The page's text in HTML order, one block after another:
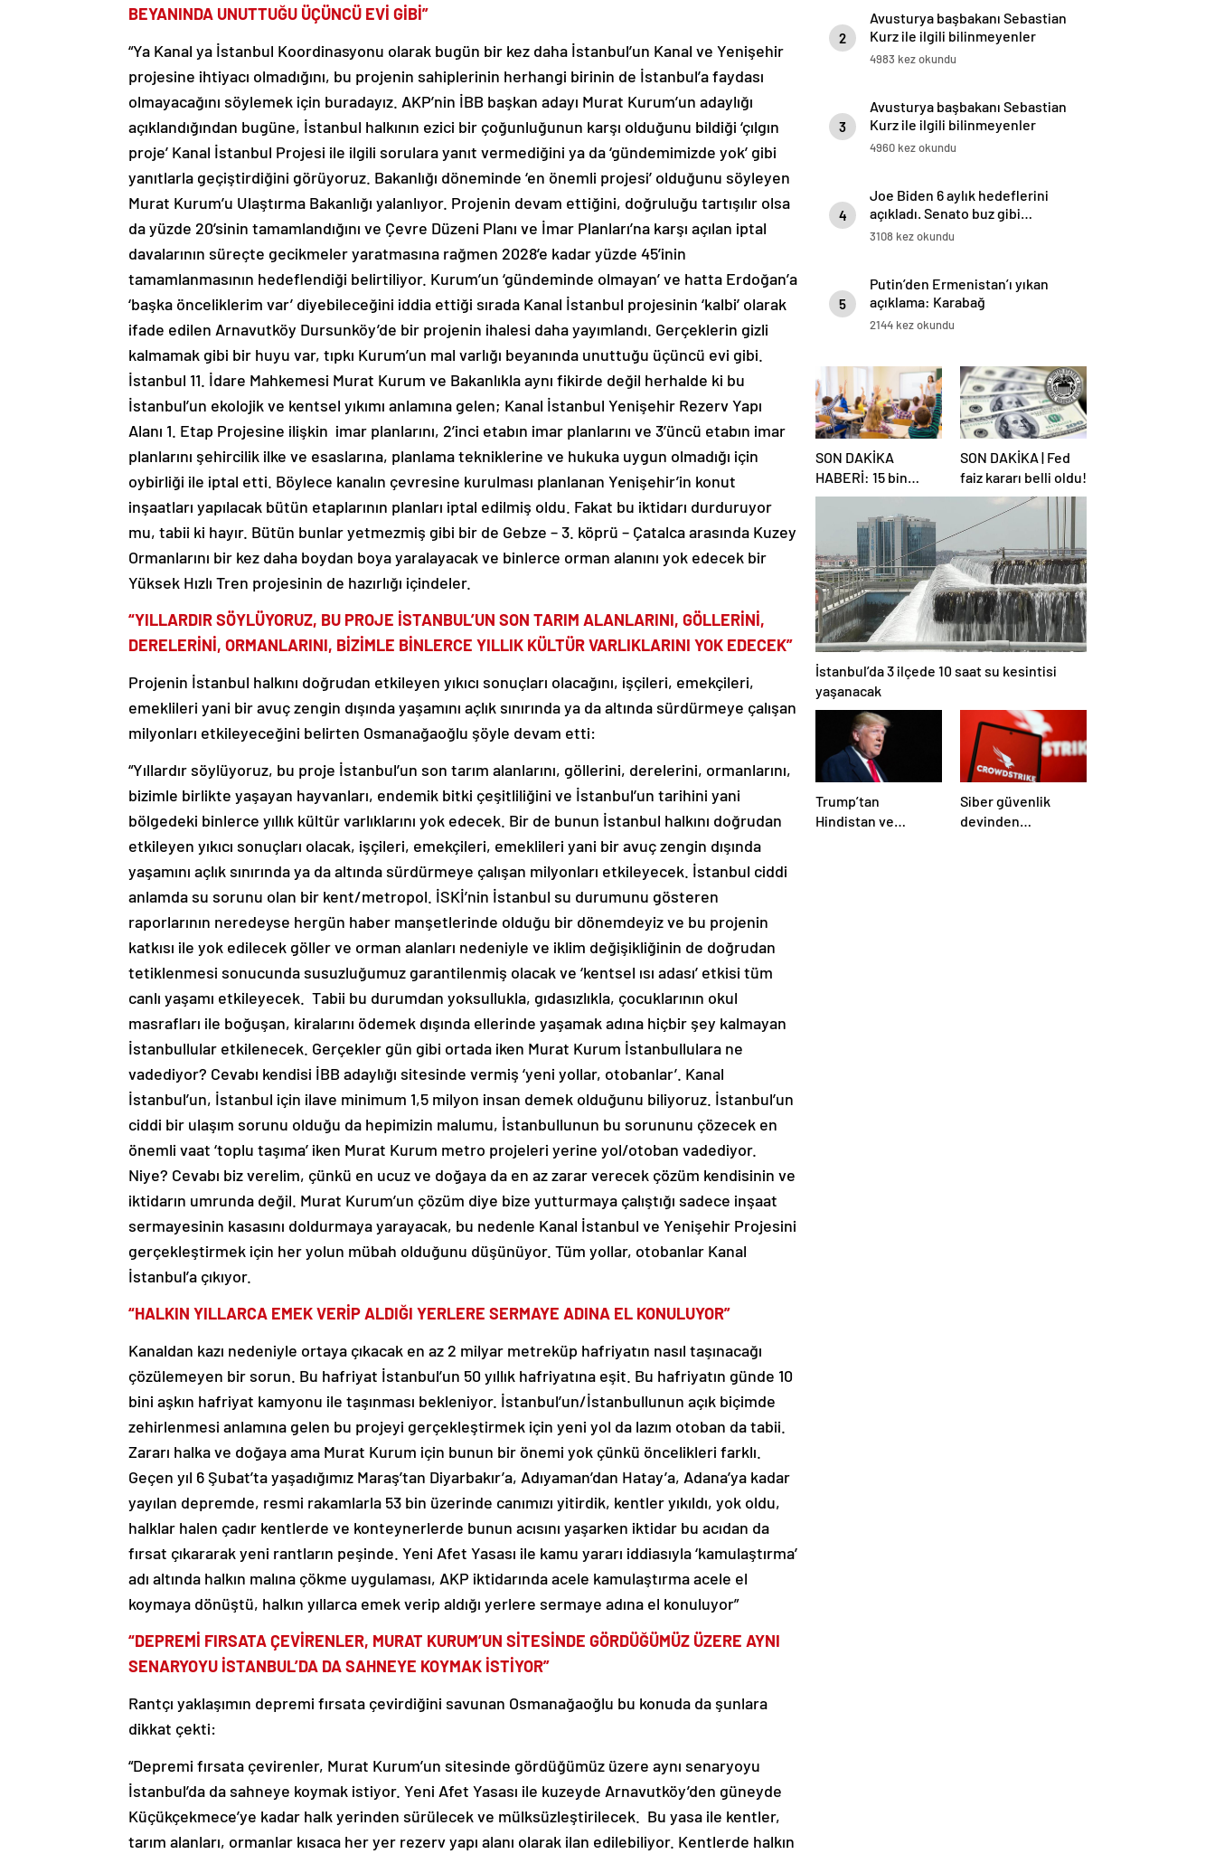
BEYANINDA UNUTTUĞU ÜÇÜNCÜ EVİ GİBİ”
“Ya Kanal ya İstanbul Koordinasyonu olarak bugün bir kez daha İstanbul’un Kanal ve Yenişehir
projesine ihtiyacı olmadığını, bu projenin sahiplerinin herhangi birinin de İstanbul’a faydası
olmayacağını söylemek için buradayız. AKP’nin İBB başkan adayı Murat Kurum’un adaylığı
açıklandığından bugüne, İstanbul halkının ezici bir çoğunluğunun karşı olduğunu bildiği ‘çılgın
proje’ Kanal İstanbul Projesi ile ilgili sorulara yanıt vermediğini ya da ‘gündemimizde yok’ gibi
yanıtlarla geçiştirdiğini görüyoruz. Bakanlığı döneminde ‘en önemli projesi’ olduğunu söyleyen
Murat Kurum’u Ulaştırma Bakanlığı yalanlıyor. Projenin devam ettiğini, doğruluğu tartışılır olsa
da yüzde 20’sinin tamamlandığını ve Çevre Düzeni Planı ve İmar Planları’na karşı açılan iptal
davalarının süreçte gecikmeler yaratmasına rağmen 2028’e kadar yüzde 45’inin
tamamlanmasının hedeflendiği belirtiliyor. Kurum’un ‘gündeminde olmayan’ ve hatta Erdoğan’a
‘başka önceliklerim var’ diyebileceğini iddia ettiği sırada Kanal İstanbul projesinin ‘kalbi’ olarak
ifade edilen Arnavutköy Dursunköy’de bir projenin ihalesi daha yayımlandı. Gerçeklerin gizli
kalmamak gibi bir huyu var, tıpkı Kurum’un mal varlığı beyanında unuttuğu üçüncü evi gibi.
İstanbul 11. İdare Mahkemesi Murat Kurum ve Bakanlıkla aynı fikirde değil herhalde ki bu
İstanbul’un ekolojik ve kentsel yıkımı anlamına gelen; Kanal İstanbul Yenişehir Rezerv Yapı
Alanı 1. Etap Projesine ilişkin imar planlarını, 2’inci etabın imar planlarını ve 3’üncü etabın imar
planlarını şehircilik ilke ve esaslarına, planlama tekniklerine ve hukuka uygun olmadığı için
oybirliği ile iptal etti. Böylece kanalın çevresine kurulması planlanan Yenişehir’in konut
inşaatları yapılacak bütün etaplarının planları iptal edilmiş oldu. Fakat bu iktidarı durduruyor
mu, tabii ki hayır. Bütün bunlar yetmezmiş gibi bir de Gebze – 3. köprü – Çatalca arasında Kuzey
Ormanlarını bir kez daha boydan boya yaralayacak ve binlerce orman alanını yok edecek bir
Yüksek Hızlı Tren projesinin de hazırlığı içindeler.
“YILLARDIR SÖYLÜYORUZ, BU PROJE İSTANBUL’UN SON TARIM ALANLARINI, GÖLLERİNİ,
DERELERİNİ, ORMANLARINI, BİZİMLE BİNLERCE YILLIK KÜLTÜR VARLIKLARINI YOK EDECEK”
Projenin İstanbul halkını doğrudan etkileyen yıkıcı sonuçları olacağını, işçileri, emekçileri,
emeklileri yani bir avuç zengin dışında yaşamını açlık sınırında ya da altında sürdürmeye çalışan
milyonları etkileyeceğini belirten Osmanağaoğlu şöyle devam etti:
“Yıllardır söylüyoruz, bu proje İstanbul’un son tarım alanlarını, göllerini, derelerini, ormanlarını,
bizimle birlikte yaşayan hayvanları, endemik bitki çeşitliliğini ve İstanbul’un tarihini yani
bölgedeki binlerce yıllık kültür varlıklarını yok edecek. Bir de bunun İstanbul halkını doğrudan
etkileyen yıkıcı sonuçları olacak, işçileri, emekçileri, emeklileri yani bir avuç zengin dışında
yaşamını açlık sınırında ya da altında sürdürmeye çalışan milyonları etkileyecek. İstanbul ciddi
anlamda su sorunu olan bir kent/metropol. İSKİ’nin İstanbul su durumunu gösteren
raporlarının neredeyse hergün haber manşetlerinde olduğu bir dönemdeyiz ve bu projenin
katkısı ile yok edilecek göller ve orman alanları nedeniyle ve iklim değişikliğinin de doğrudan
tetiklenmesi sonucunda susuzluğumuz garantilenmiş olacak ve ‘kentsel ısı adası’ etkisi tüm
canlı yaşamı etkileyecek. Tabii bu durumdan yoksullukla, gıdasızlıkla, çocuklarının okul
masrafları ile boğuşan, kiralarını ödemek dışında ellerinde yaşamak adına hiçbir şey kalmayan
İstanbullular etkilenecek. Gerçekler gün gibi ortada iken Murat Kurum İstanbullulara ne
vadediyor? Cevabı kendisi İBB adaylığı sitesinde vermiş ‘yeni yollar, otobanlar’. Kanal
İstanbul’un, İstanbul için ilave minimum 1,5 milyon insan demek olduğunu biliyoruz. İstanbul’un
ciddi bir ulaşım sorunu olduğu da hepimizin malumu, İstanbullunun bu sorununu çözecek en
önemli vaat ‘toplu taşıma’ iken Murat Kurum metro projeleri yerine yol/otoban vadediyor.
Niye? Cevabı biz verelim, çünkü en ucuz ve doğaya da en az zarar verecek çözüm kendisinin ve
iktidarın umrunda değil. Murat Kurum’un çözüm diye bize yutturmaya çalıştığı sadece inşaat
sermayesinin kasasını doldurmaya yarayacak, bu nedenle Kanal İstanbul ve Yenişehir Projesini
gerçekleştirmek için her yolun mübah olduğunu düşünüyor. Tüm yollar, otobanlar Kanal
İstanbul’a çıkıyor.
“HALKIN YILLARCA EMEK VERİP ALDIĞI YERLERE SERMAYE ADINA EL KONULUYOR”
Kanaldan kazı nedeniyle ortaya çıkacak en az 2 milyar metreküp hafriyatın nasıl taşınacağı
çözülemeyen bir sorun. Bu hafriyat İstanbul’un 50 yıllık hafriyatına eşit. Bu hafriyatın günde 10
bini aşkın hafriyat kamyonu ile taşınması bekleniyor. İstanbul’un/İstanbullunun açık biçimde
zehirlenmesi anlamına gelen bu projeyi gerçekleştirmek için yeni yol da lazım otoban da tabii.
Zararı halka ve doğaya ama Murat Kurum için bunun bir önemi yok çünkü öncelikleri farklı.
Geçen yıl 6 Şubat’ta yaşadığımız Maraş’tan Diyarbakır’a, Adıyaman’dan Hatay’a, Adana’ya kadar
yayılan depremde, resmi rakamlarla 53 bin üzerinde canımızı yitirdik, kentler yıkıldı, yok oldu,
halklar halen çadır kentlerde ve konteynerlerde bunun acısını yaşarken iktidar bu acıdan da
fırsat çıkararak yeni rantların peşinde. Yeni Afet Yasası ile kamu yararı iddiasıyla ‘kamulaştırma’
adı altında halkın malına çökme uygulaması, AKP iktidarında acele kamulaştırma acele el
koymaya dönüştü, halkın yıllarca emek verip aldığı yerlere sermaye adına el konuluyor”
“DEPREMİ FIRSATA ÇEVİRENLER, MURAT KURUM’UN SİTESİNDE GÖRDÜĞÜMÜZ ÜZERE AYNI
SENARYOYU İSTANBUL’DA DA SAHNEYE KOYMAK İSTİYOR”
Rantçı yaklaşımın depremi fırsata çevirdiğini savunan Osmanağaoğlu bu konuda da şunlara
dikkat çekti:
“Depremi fırsata çevirenler, Murat Kurum’un sitesinde gördüğümüz üzere aynı senaryoyu
İstanbul’da da sahneye koymak istiyor. Yeni Afet Yasası ile kuzeyde Arnavutköy’den güneyde
Küçükçekmece’ye kadar halk yerinden sürülecek ve mülksüzleştirilecek. Bu yasa ile kentler,
tarım alanları, ormanlar kısaca her yer rezerv yapı alanı olarak ilan edilebiliyor. Kentlerde halkın
2
Avusturya başbakanı Sebastian
Kurz ile ilgili bilinmeyenler
4983 kez okundu
3
Avusturya başbakanı Sebastian
Kurz ile ilgili bilinmeyenler
4960 kez okundu
4
Joe Biden 6 aylık hedeflerini
açıkladı. Senato buz gibi…
3108 kez okundu
5
Putin’den Ermenistan’ı yıkan
açıklama: Karabağ
Azerbaycan’ın ayrılmaz bir
2144 kez okundu
SON DAKİKA
HABERİ: 15 bin
sözleşmeli
öğretmen
atamasında sözlü
sınava hak kazanan
adaylar açıklandı
SON DAKİKA | Fed
faiz kararı belli oldu!
İstanbul’da 3 ilçede 10 saat su kesintisi
yaşanacak
Trump’tan
Hindistan ve
Siber güvenlik
devinden